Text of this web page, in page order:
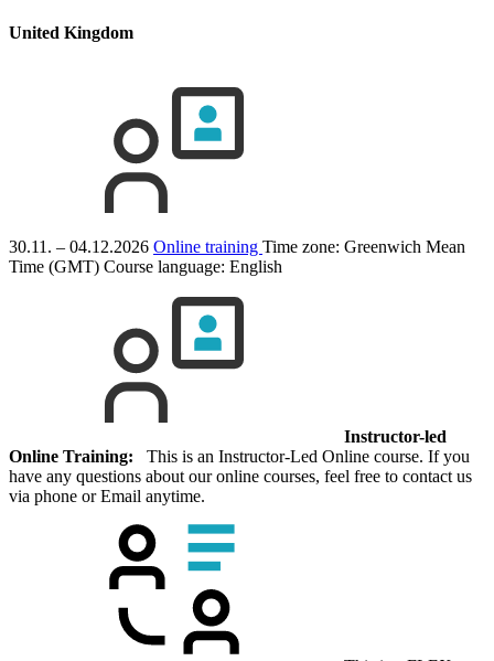
United Kingdom
30.11. – 04.12.2026 Online training Time zone: Greenwich Mean
Time (GMT) Course language: English
Instructor-led
Online Training: This is an Instructor-Led Online course. If you
have any questions about our online courses, feel free to contact us
via phone or Email anytime.